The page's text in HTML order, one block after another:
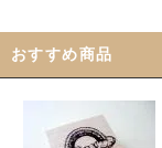
おすすめ商品